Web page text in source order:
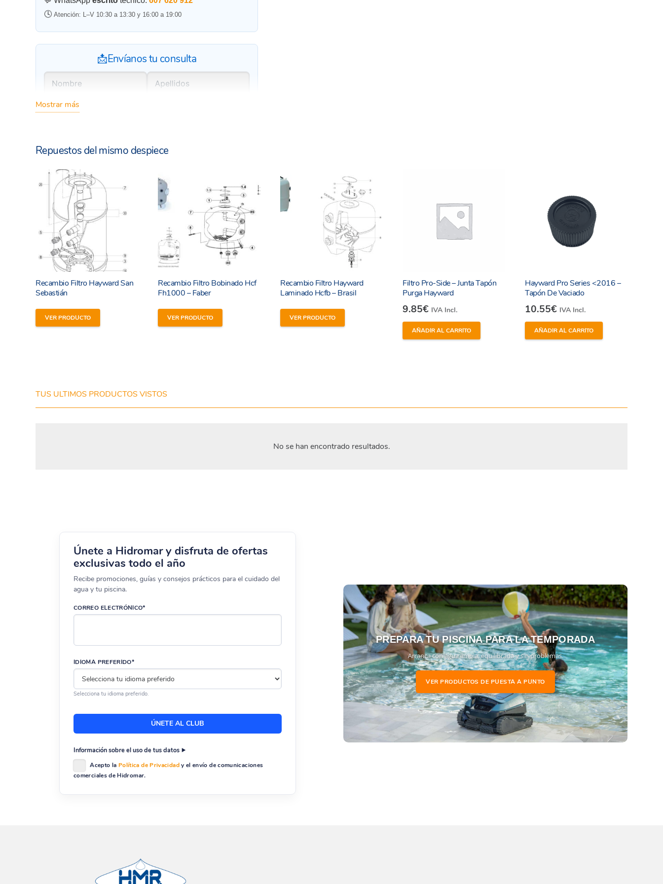
🕓 Atención: L–V 10:30 a 13:30 y 16:00 a 19:00
📩Envíanos tu consulta
Mostrar más
Repuestos del mismo despiece
Recambio Filtro Hayward San
Sebastián
VER PRODUCTO
Recambio Filtro Bobinado Hcf
Fh1000 – Faber
VER PRODUCTO
Recambio Filtro Hayward
Laminado Hcfb – Brasil
VER PRODUCTO
Filtro Pro-Side – Junta Tapón
Purga Hayward
9.85€ IVA Incl.
AÑADIR AL CARRITO
Hayward Pro Series <2016 –
Tapón De Vaciado
10.55€ IVA Incl.
AÑADIR AL CARRITO
TUS ULTIMOS PRODUCTOS VISTOS
No se han encontrado resultados.
Únete a Hidromar y disfruta de ofertas
exclusivas todo el año
Recibe promociones, guías y consejos prácticos para el cuidado del
agua y tu piscina.
CORREO ELECTRÓNICO*
IDIOMA PREFERIDO*
Selecciona tu idioma preferido.
Información sobre el uso de tus datos
Acepto la Política de Privacidady el envío de comunicaciones
comerciales de Hidromar.
PREPARA TU PISCINA PARA LA TEMPORADA
Arranca con agua limpia, equilibrada y sin problemas.
VER PRODUCTOS DE PUESTA A PUNTO